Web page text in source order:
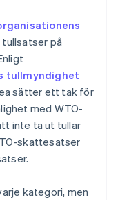
tullsatser på
tullmyndighet
sätter ett tak för
med WTO-
inte ta ut tullar
skattesatser
kategori, men